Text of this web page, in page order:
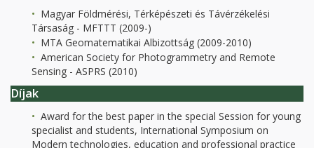
Magyar Földmérési, Térképészeti és Távérzékelési
Társaság - MFTTT (2009-)
MTA Geomatematikai Albizottság (2009-2010)
American Society for Photogrammetry and Remote
Sensing - ASPRS (2010)
Díjak
Award for the best paper in the special Session for young
specialist and students, International Symposium on
Modern technologies, education and professional practice